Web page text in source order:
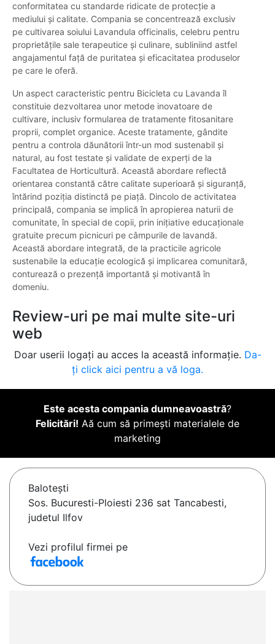
conformitatea cu standarde ridicate de protecție a
mediului și calitate. Compania se concentrează exclusiv
pe cultivarea soiului Lavandula officinalis, celebru pentru
proprietățile sale terapeutice și culinare, subliniind astfel
angajamentul față de puritatea și eficacitatea produselor
pe care le oferă.
Un aspect caracteristic pentru Bicicleta cu Lavanda îl
constituie dezvoltarea unor metode inovatoare de
cultivare, inclusiv formularea de tratamente fitosanitare
proprii, complet organice. Aceste tratamente, gândite
pentru a controla dăunătorii într-un mod sustenabil și
natural, au fost testate și validate de experți de la
Facultatea de Horticultură. Această abordare reflectă
orientarea constantă către calitate superioară și siguranță,
întărind poziția distinctă pe piață. Dincolo de activitatea
principală, compania se implică în apropierea naturii de
comunitate, în special de copii, prin inițiative educaționale
gratuite precum picnicuri pe câmpurile de lavandă.
Această abordare integrată, de la practicile agricole
sustenabile la educație ecologică și implicarea comunitară,
conturează o prezență importantă și motivantă în
domeniu.
Review-uri pe mai multe site-uri
web
Doar userii logați au acces la această informație. Da-
ți click aici pentru a vă loga.
Este acesta compania dumneavoastră?
Felicitări! Aă cum să primești materialele de
marketing
Baloteşti
Sos. Bucuresti-Ploiesti 236 sat Tancabesti,
judetul Ilfov
Vezi profilul firmei pe